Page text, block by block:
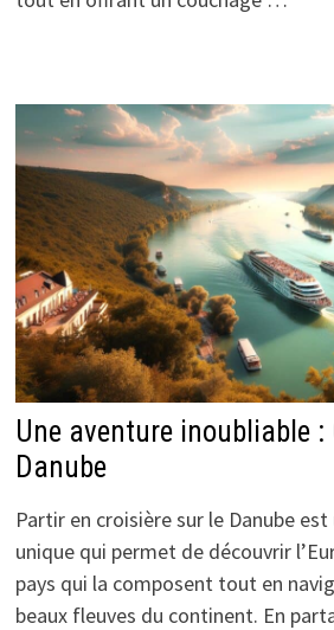
Une aventure inoubliable :
Danube
Partir en croisière sur le Danube
unique qui permet de découvrir
pays qui la composent tout en
beaux fleuves du continent. En